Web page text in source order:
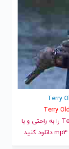
و قدیمی تری اولدفیلد | Terry Oldfield را به راحتی و با